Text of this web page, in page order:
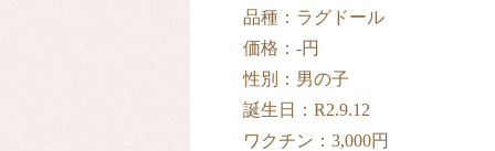
品種：ラグドール
価格：‐円
性別：男の子
誕生日：R2.9.12
ワクチン：3,000円